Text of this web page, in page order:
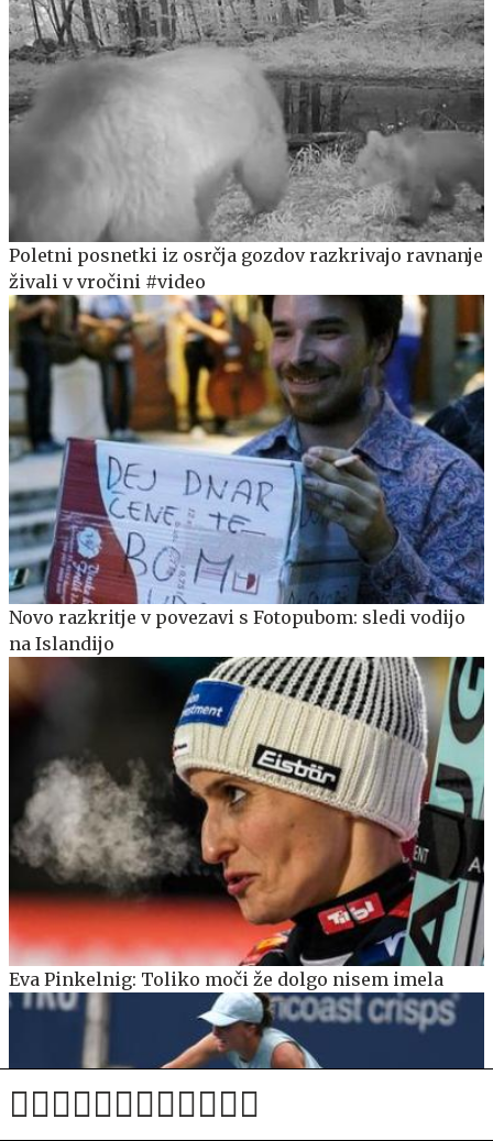
Poletni posnetki iz osrčja gozdov razkrivajo ravnanje
živali v vročini #video
Novo razkritje v povezavi s Fotopubom: sledi vodijo
na Islandijo
Eva Pinkelnig: Toliko moči že dolgo nisem imela